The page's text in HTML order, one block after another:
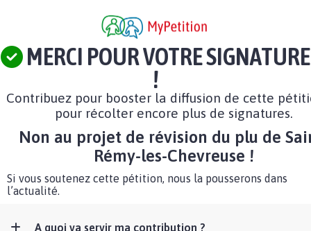
MERCI POUR VOTRE SIGNATURE
!
Contribuez pour booster la diffusion de cette
pour récolter encore plus de signatures.
Non au projet de révision du plu de
Rémy-les-Chevreuse !
Si vous soutenez cette pétition, nous la pousserons dans
l’actualité.
A quoi va servir ma contribution ?